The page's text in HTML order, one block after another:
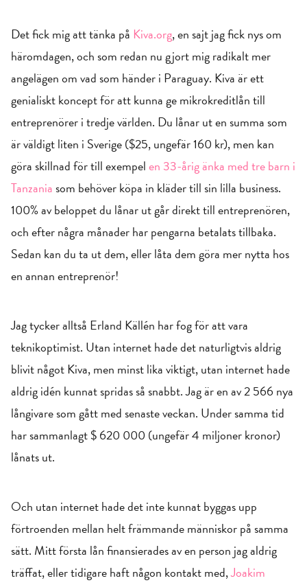
Det fick mig att tänka på Kiva.org, en sajt jag fick nys om
häromdagen, och som redan nu gjort mig radikalt mer
angelägen om vad som händer i Paraguay. Kiva är ett
genialiskt koncept för att kunna ge mikrokreditlån till
entreprenörer i tredje världen. Du lånar ut en summa som
är väldigt liten i Sverige ($25, ungefär 160 kr), men kan
göra skillnad för till exempelen 33-årig änka med tre barn i
Tanzaniasom behöver köpa in kläder till sin lilla business.
100% av beloppet du lånar ut går direkt till entreprenören,
och efter några månader har pengarna betalats tillbaka.
Sedan kan du ta ut dem, eller låta dem göra mer nytta hos
en annan entreprenör!
Jag tycker alltså Erland Källén har fog för att vara
teknikoptimist. Utan internet hade det naturligtvis aldrig
blivit något Kiva, men minst lika viktigt, utan internet hade
aldrig idén kunnat spridas så snabbt. Jag är en av 2 566 nya
långivare som gått med senaste veckan. Under samma tid
har sammanlagt $ 620 000 (ungefär 4 miljoner kronor)
lånats ut.
Och utan internet hade det inte kunnat byggas upp
förtroenden mellan helt främmande människor på samma
sätt. Mitt första lån finansierades av en person jag aldrig
träffat, eller tidigare haft någon kontakt med,Joakim